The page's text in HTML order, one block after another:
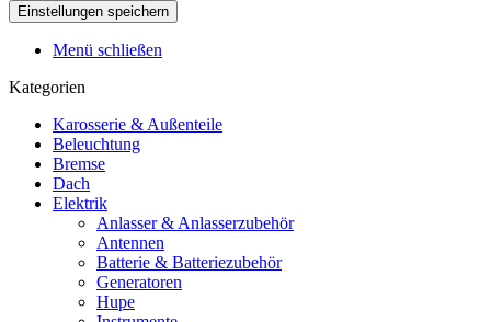
Menü schließen
Kategorien
Karosserie & Außenteile
Beleuchtung
Bremse
Dach
Elektrik
Anlasser & Anlasserzubehör
Antennen
Batterie & Batteriezubehör
Generatoren
Hupe